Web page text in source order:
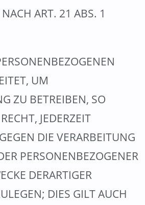
ART. 21 ABS. 1
UM
ZU BETREIBEN, SO
JEDERZEIT
DIE VERARBEITUNG
PERSONENBEZOGENER
DERARTIGER
DIES GILT AUCH